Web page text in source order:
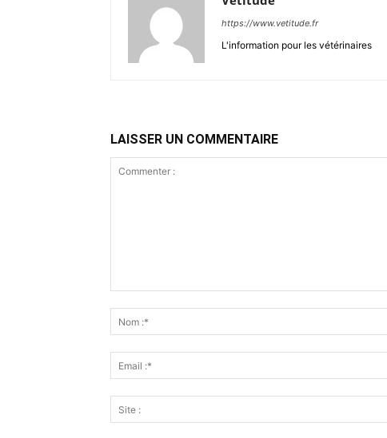
https://www.vetitude.fr
L'information pour les vétérinaires
LAISSER UN COMMENTAIRE